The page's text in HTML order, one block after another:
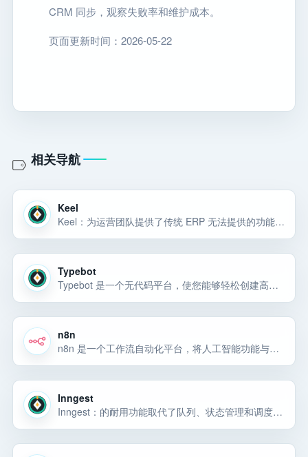
CRM 同步，观察失败率和维护成本。
页面更新时间：2026-05-22
相关导航
Keel
Keel：为运营团队提供了传统 ERP 无法提供的功能：完全控制。完全按照您想要的方式运行操作。
Typebot
Typebot 是一个无代码平台，使您能够轻松创建高级聊天机器人并将其集成到网站和 WhatsApp 等聊天平台中。
n8n
n8n 是一个工作流自动化平台，将人工智能功能与业务流程自动化独特地结合在一起，为技术团队提供了代码的灵活性和无代码的速度。
Inngest
Inngest：的耐用功能取代了队列、状态管理和调度，使任何开发人员都可以更快地编写可靠的多步骤代码，而无需接触基础设施。